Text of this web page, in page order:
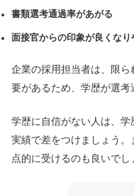
書類選考通過率があがる
面接官からの印象が良くなり
企業の採用担当者は、限
要があるため、学歴が選考
学歴に自信がない人は、
実績で差をつけましょう
点的に受けるのも良いでし